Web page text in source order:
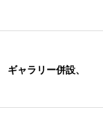
ャラリー併設、